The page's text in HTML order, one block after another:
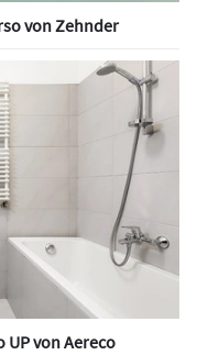
von Zehnder
UP von Aereco